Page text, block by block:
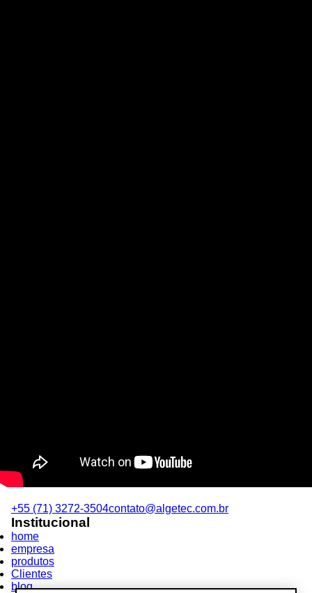
+55 (71) 3272-3504contato@algetec.com.br
Institucional
home
empresa
produtos
Clientes
blog